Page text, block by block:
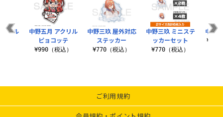
中野三玖 屋外対応
ステッカー
¥770（税込）
中野三玖 ミニステ
ッカーセット
¥770（税込）
中野
リル
中野五月 アクリル
ピョコッテ
¥990（税込）
ご利用規約